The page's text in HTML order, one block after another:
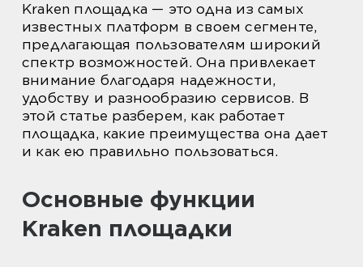
Kraken площадка — это одна из самых
известных платформ в своем сегменте,
предлагающая пользователям широкий
спектр возможностей. Она привлекает
внимание благодаря надежности,
удобству и разнообразию сервисов. В
этой статье разберем, как работает
площадка, какие преимущества она дает
и как ею правильно пользоваться.
Основные функции
Kraken площадки